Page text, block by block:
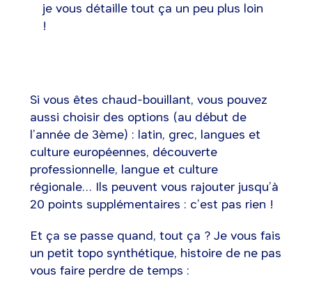
je vous détaille tout ça un peu plus loin
!
Si vous êtes chaud-bouillant, vous pouvez
aussi choisir des options (au début de
l’année de 3ème) : latin, grec, langues et
culture européennes, découverte
professionnelle, langue et culture
régionale… Ils peuvent vous rajouter jusqu’à
20 points supplémentaires : c’est pas rien !
Et ça se passe quand, tout ça ? Je vous fais
un petit topo synthétique, histoire de ne pas
vous faire perdre de temps :